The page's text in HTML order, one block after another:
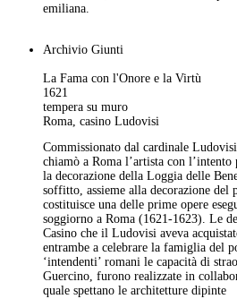
emiliana.
Archivio Giunti
La Fama con l'Onore e la Virtù
1621
tempera su muro
Roma, casino Ludovisi
Commissionato dal cardinale
chiamò a Roma l’artista con
la decorazione della Loggia delle
soffitto, assieme alla decorazione
costituisce una delle prime opere
soggiorno a Roma (1621-1623). Le
Casino che il Ludovisi aveva
entrambe a celebrare la famiglia del
‘intendenti’ romani le capacità di
Guercino, furono realizzate in
quale spettano le architetture dipinte